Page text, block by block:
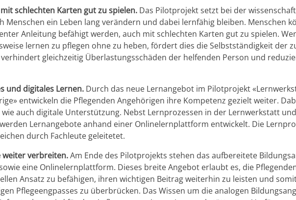
schlechten Karten gut zu spielen. Das Pilotprojekt setzt bei der
Menschen ein Leben lang verändern und dabei lernfähig bleiben. Menschen
Anleitung befähigt werden, auch mit schlechten Karten gut zu spielen.
lernen zu pflegen ohne zu heben, fördert dies die Selbstständigkeit der
gleichzeitig Überlastungsschäden der helfenden Person und
und digitales Lernen. Durch das neue Lernangebot im Pilotprojekt
entwickeln die Pflegenden Angehörigen ihre Kompetenz gezielt weiter.
wie auch digitale Unterstützung. Nebst Lernprozessen in der Lernwerkstatt
Lernangebote anhand einer Onlinelernplattform entwickelt. Die
durch Fachleute geleitetet.
weiter verbreiten.Am Ende des Pilotprojekts stehen das aufbereitete
eine Onlinelernplattform. Dieses breite Angebot erlaubt es, die
Ansatz zu befähigen, ihren wichtigen Beitrag weiterhin zu leisten und
Pflegeengpasses zu überbrücken. Das Wissen um die analogen